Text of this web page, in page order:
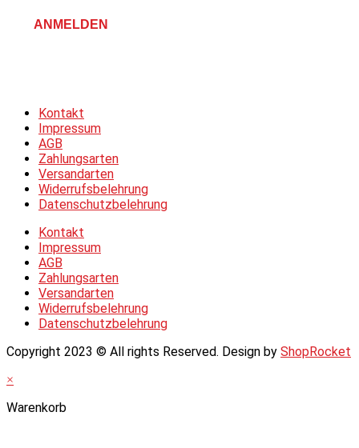
ANMELDEN
Kontakt
Impressum
AGB
Zahlungsarten
Versandarten
Widerrufsbelehrung
Datenschutzbelehrung
Kontakt
Impressum
AGB
Zahlungsarten
Versandarten
Widerrufsbelehrung
Datenschutzbelehrung
Copyright 2023 © All rights Reserved. Design by ShopRocket
×
Warenkorb